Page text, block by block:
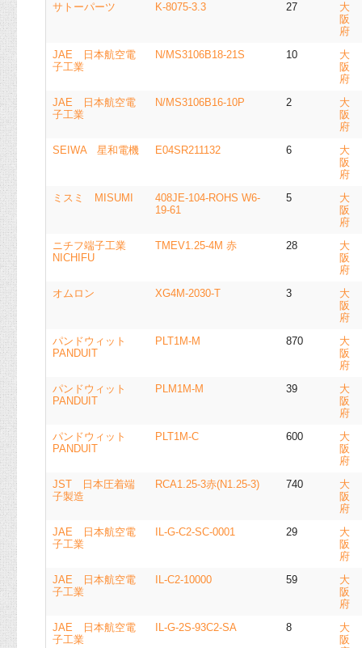
サトーパーツ
K-8075-3.3 27
大
阪
府
JAE 日本航空電
子工業
N/MS3106B18-21S 10
大
阪
府
JAE 日本航空電
子工業
N/MS3106B16-10P 2
大
阪
府
SEIWA 星和電機
E04SR211132 6
大
阪
府
ミスミ MISUMI
408JE-104-ROHS W6-
19-61
5
大
阪
府
ニチフ端子工業
NICHIFU
TMEV1.25-4M 赤 28
大
阪
府
オムロン
XG4M-2030-T 3
大
阪
府
パンドウィット
PANDUIT
PLT1M-M 870
大
阪
府
パンドウィット
PANDUIT
PLM1M-M 39
大
阪
府
パンドウィット
PANDUIT
PLT1M-C 600
大
阪
府
JST 日本圧着端
子製造
RCA1.25-3赤(N1.25-3) 740
大
阪
府
JAE 日本航空電
子工業
IL-G-C2-SC-0001 29
大
阪
府
JAE 日本航空電
子工業
IL-C2-10000 59
大
阪
府
JAE 日本航空電
子工業
IL-G-2S-93C2-SA 8
大
阪